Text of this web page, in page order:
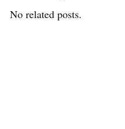
No related posts.